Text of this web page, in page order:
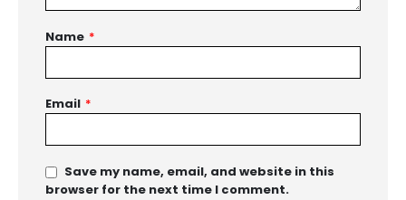
Name *
Email *
Save my name, email, and website in this
browser for the next time I comment.